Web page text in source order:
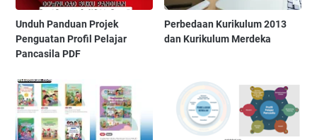
Unduh Panduan Projek
Penguatan Profil Pelajar
Pancasila PDF
Perbedaan Kurikulum 2013
dan Kurikulum Merdeka